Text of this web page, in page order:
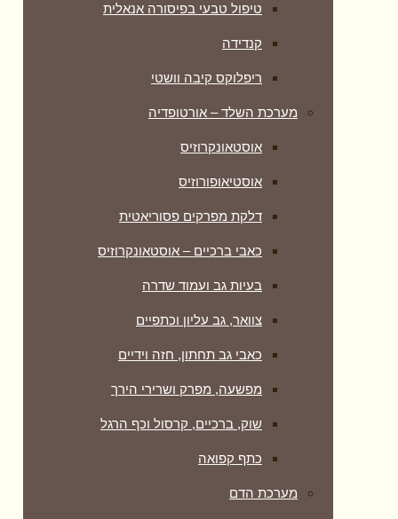
טיפול טבעי בפיסורה אנאלית
קנדידה
ריפלוקס קיבה וושטי
מערכת השלד – אורטופדיה
אוסטאונקרוזיס
אוסטיאופורוזיס
דלקת מפרקים פסוריאטית
כאבי ברכיים – אוסטאונקרוזיס
בעיות גב ועמוד שדרה
צוואר, גב עליון וכתפיים
כאבי גב תחתון, חזה וידיים
מפשעה, מפרק ושרירי הירך
שוק, ברכיים, קרסול וכף הרגל
כתף קפואה
מערכת הדם